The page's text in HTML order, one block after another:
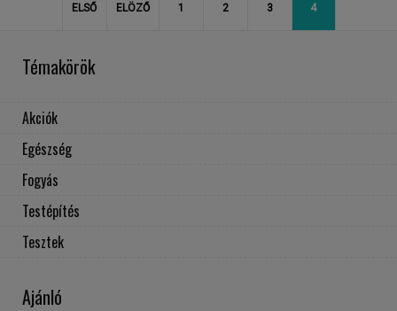
ELSŐ ELÖZŐ 1 2 3 4
Témakörök
Akciók
Egészség
Fogyás
Testépítés
Tesztek
Ajánló